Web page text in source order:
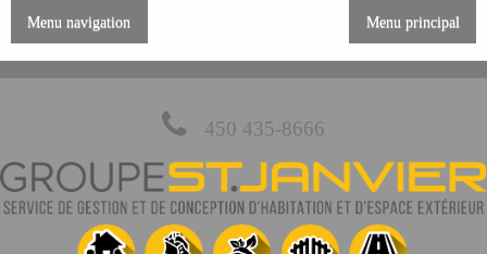
Menu navigation Menu principal
450 435-8666